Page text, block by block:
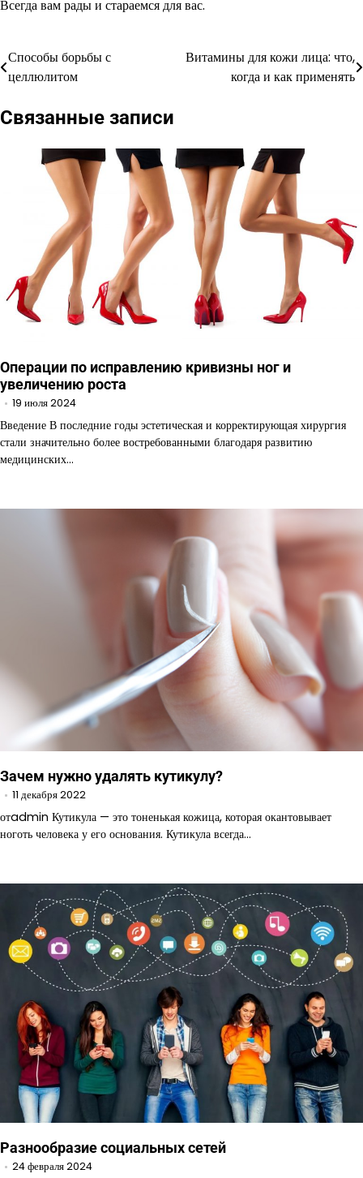
Всегда вам рады и стараемся для вас.
Навигация
по
записям
Способы борьбы с
целлюлитом
Витамины для кожи лица: что,
когда и как применять
Связанные записи
Операции по исправлению кривизны ног и
увеличению роста
19 июля 2024
Введение В последние годы эстетическая и корректирующая хирургия
стали значительно более востребованными благодаря развитию
медицинских…
Зачем нужно удалять кутикулу?
11 декабря 2022
отadmin Кутикула — это тоненькая кожица, которая окантовывает
ноготь человека у его основания. Кутикула всегда…
Разнообразие социальных сетей
24 февраля 2024